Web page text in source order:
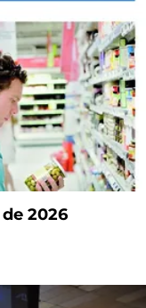
2026